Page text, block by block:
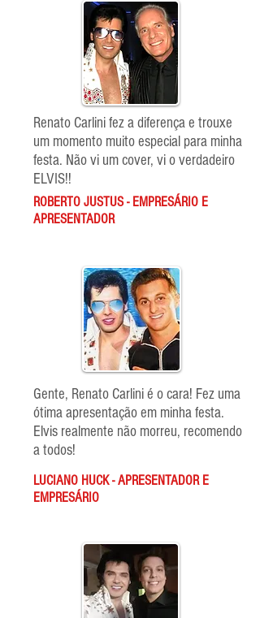
Renato Carlini fez a diferença e trouxe
um momento muito especial para minha
festa. Não vi um cover, vi o verdadeiro
ELVIS!!
ROBERTO JUSTUS - EMPRESÁRIO E
APRESENTADOR
Gente, Renato Carlini é o cara! Fez uma
ótima apresentação em minha festa.
Elvis realmente não morreu, recomendo
a todos!
LUCIANO HUCK - APRESENTADOR E
EMPRESÁRIO